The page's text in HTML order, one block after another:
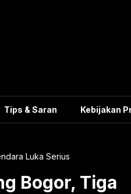
Tips & Saran Kebijakan
Luka Serius
Bogor, Tiga